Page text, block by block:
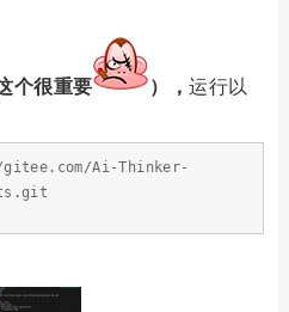
个很重要 ），运行以
Ai-Thinker-